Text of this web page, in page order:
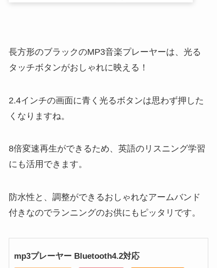
長方形のブラックのMP3音楽プレーヤーは、光る
タッチボタンがおしゃれに映える！
2.4インチの画面に青く光るボタンは思わず押した
くなりますね。
8倍変速再生ができるため、英語のリスニング学習
にも活用できます。
防水性と、調整ができるおしゃれなアームバンド
付きなのでランニングのお供にもピッタリです。
mp3プレーヤー Bluetooth4.2対応